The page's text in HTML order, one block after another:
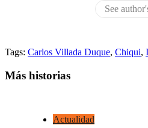
See
Tags: Carlos Villada Duque, Chiqui,
Más historias
Actualidad